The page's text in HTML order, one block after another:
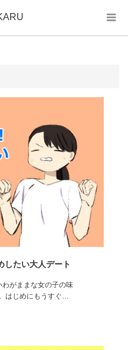
したい大人デート
わがままな女の子の味
はじめにもうすぐ…